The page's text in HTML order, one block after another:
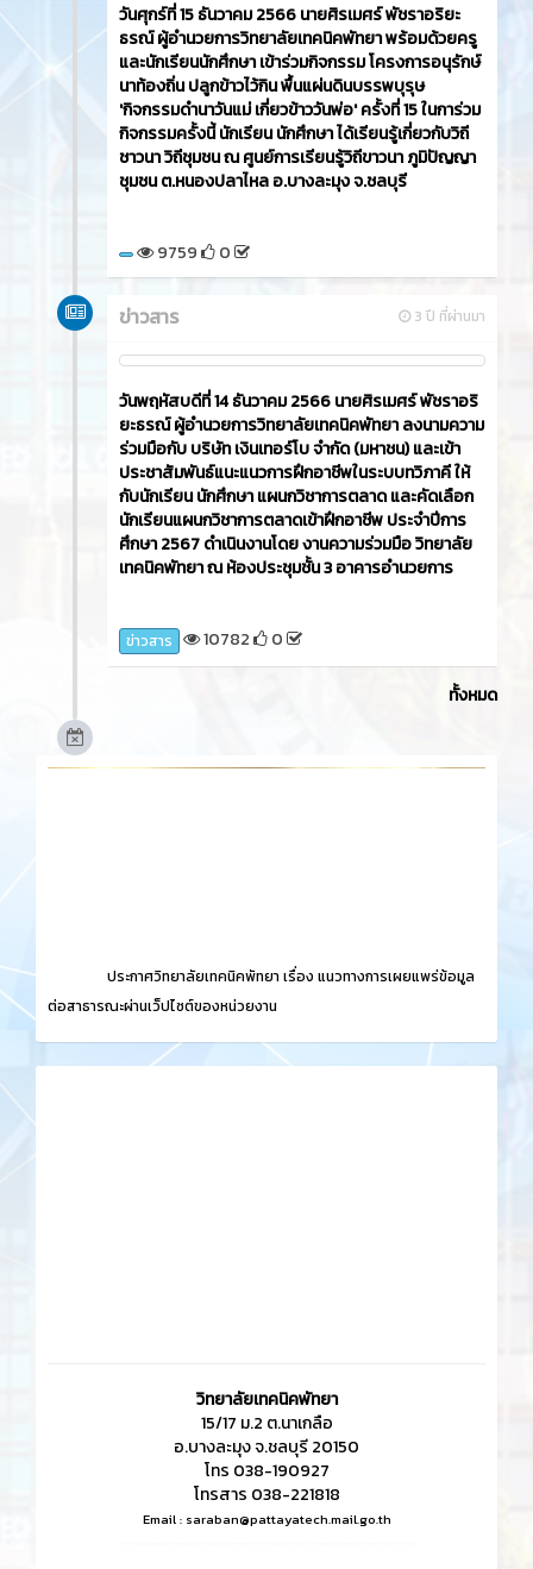
วันศุกร์ที่ 15 ธันวาคม 2566​ นายศิรเมศร์ พัชราอริยะ
ธรณ์ ผู้อำนวยการวิทยาลัยเทคนิคพัทยา พร้อมด้วยครู
และนักเรียนนักศึกษา เข้าร่วมกิจกรรม โครงการอนุรักษ์
นาท้องถิ่น ปลูกข้าวไว้กิน พื้นแผ่นดินบรรพบุรุษ
'กิจกรรมดำนาวันแม่ เกี่ยวข้าววันพ่อ' ครั้งที่ 15 ในการ่วม
กิจกรรมครั้งนี้ นักเรียน นักศึกษา ได้เรียนรู้เกี่ยวกับวิถี
ชาวนา วิถีชุมชน ณ ศูนย์การเรียนรู้วิถีขาวนา ภูมิปัญญา
ชุมชน ต.หนองปลาไหล อ.บางละมุง จ.ชลบุรี
9759 0
3 ปี ที่ผ่านมา
ข่าวสาร
วันพฤหัสบดีที่ 14 ธันวาคม 2566​ นายศิรเมศร์ พัชราอริ
ยะธรณ์ ผู้อำนวยการวิทยาลัยเทคนิคพัทยา ลงนามความ
ร่วมมือกับ บริษัท เงินเทอร์โบ จำกัด (มหาชน) และเข้า
ประชาสัมพันธ์แนะแนวการฝึกอาชีพในระบบทวิภาคี ให้
กับนักเรียน นักศึกษา แผนกวิชาการตลาด และคัดเลือก
นักเรียนแผนกวิชาการตลาดเข้าฝึกอาชีพ ประจำปีการ
ศึกษา 2567 ดำเนินงานโดย งานความร่วมมือ วิทยาลัย
เทคนิคพัทยา ณ ห้องประชุมชั้น 3 อาคารอำนวยการ
ข่าวสาร 10782 0
ทั้งหมด
ประกาศวิทยาลัยเทคนิคพัทยา เรื่อง แนวทางการเผยแพร่ข้อมูล
ต่อสาธารณะผ่านเว็ปไซต์ของหน่วยงาน
วิทยาลัยเทคนิคพัทยา
15/17 ม.2 ต.นาเกลือ
อ.บางละมุง จ.ชลบุรี 20150
โทร 038-190927
โทรสาร 038-221818
Email : saraban@pattayatech.mail.go.th